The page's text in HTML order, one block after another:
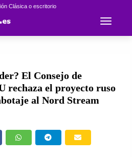
Clásica o escritorio
Toggle
El Consejo de
rechaza el proyecto ruso
al Nord Stream